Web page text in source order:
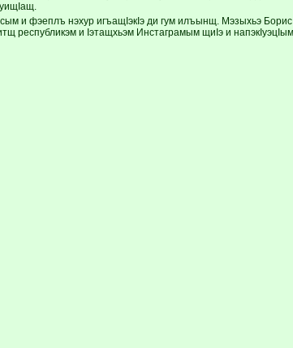
и фэеплъ нэхур игъащIэкIэ ди гум илъынщ. Мэзыхьэ Борис
республикэм и Iэтащхьэм Инстаграмым щиIэ и напэкIуэцIым.